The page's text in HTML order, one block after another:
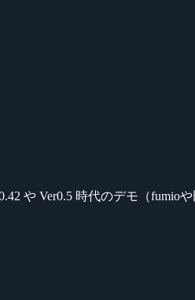
や Ver0.5 時代のデモ（fumio